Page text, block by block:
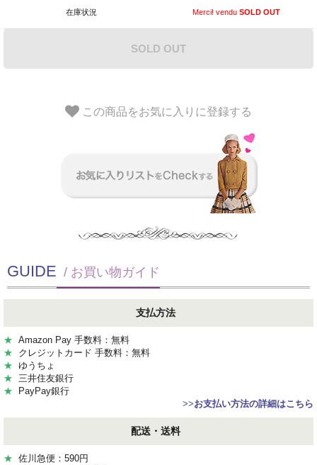
在庫状況 Merci! venduSOLD OUT
SOLD OUT
この商品をお気に入りに登録する
GUIDE / お買い物ガイド
支払方法
★ Amazon Pay 手数料：無料
★ クレジットカード 手数料：無料
★ ゆうちょ
★ 三井住友銀行
★ PayPay銀行
>>お支払い方法の詳細はこちら
配送・送料
★ 佐川急便：590円